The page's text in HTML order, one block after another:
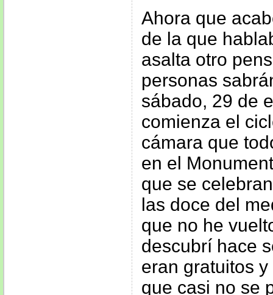
Ahora que
de la que
asalta otro
personas
sábado, 29 de
comienza el
cámara que
en el
que se
las doce del
que no he
descubrí hace
eran gratuitos
que casi no se